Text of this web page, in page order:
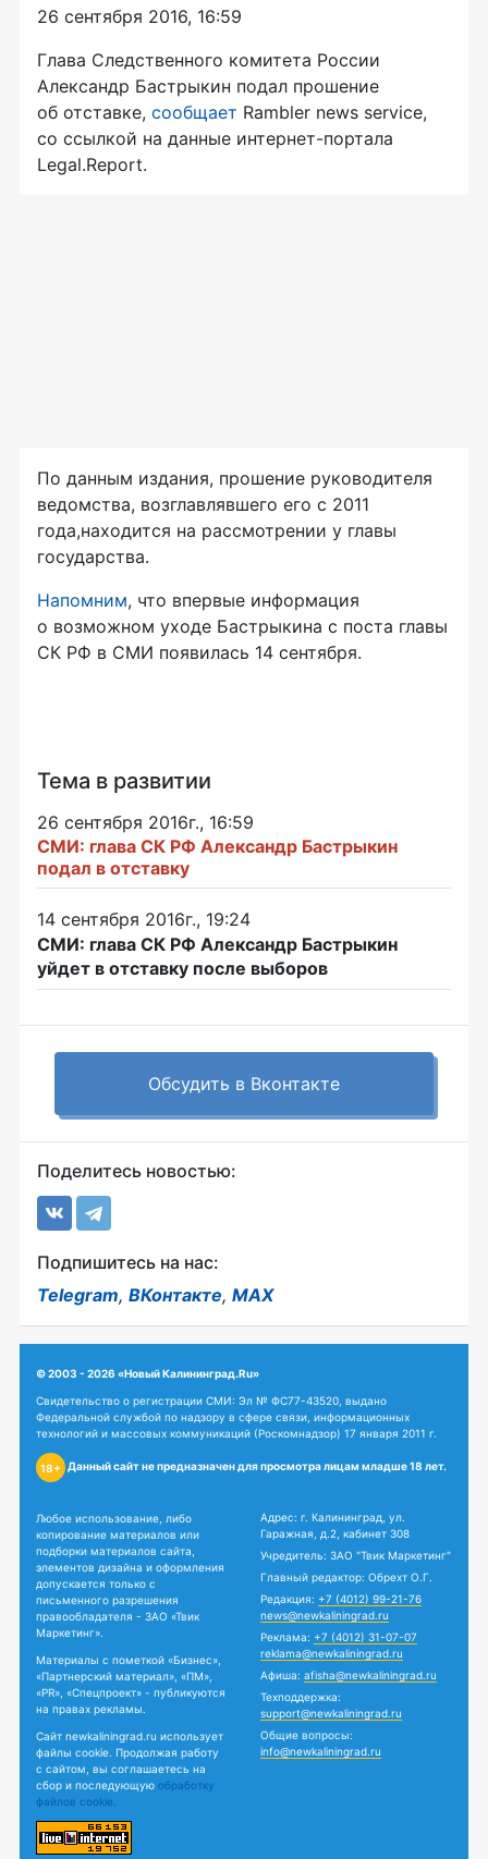
26 сентября 2016, 16:59
Глава Следственного комитета России
Александр Бастрыкин подал прошение
об отставке, сообщает Rambler news service,
со ссылкой на данные интернет-портала
Legal.Report.
По данным издания, прошение руководителя
ведомства, возглавлявшего его с 2011
года,находится на рассмотрении у главы
государства.
Напомним, что впервые информация
о возможном уходе Бастрыкина с поста главы
СК РФ в СМИ появилась 14 сентября.
Тема в развитии
26 сентября 2016г., 16:59
СМИ: глава СК РФ Александр Бастрыкин
подал в отставку
14 сентября 2016г., 19:24
СМИ: глава СК РФ Александр Бастрыкин
уйдет в отставку после выборов
Обсудить в Вконтакте
Поделитесь новостью:
Подпишитесь на нас:
Telegram, ВКонтакте, MAX
© 2003 - 2026 «Новый Калининград.Ru»
Свидетельство о регистрации СМИ: Эл № ФС77-43520, выдано
Федеральной службой по надзору в сфере связи, информационных
технологий и массовых коммуникаций (Роскомнадзор) 17 января 2011 г.
18+ Данный сайт не предназначен для просмотра лицам младше 18 лет.
Любое использование, либо
копирование материалов или
подборки материалов сайта,
элементов дизайна и оформления
допускается только с
письменного разрешения
правообладателя - ЗАО «Твик
Маркетинг».
Материалы с пометкой «Бизнес»,
«Партнерский материал», «ПМ»,
«PR», «Спецпроект» - публикуются
на правах рекламы.
Сайт newkaliningrad.ru использует
файлы cookie. Продолжая работу
с сайтом, вы соглашаетесь на
сбор и последующую обработку
файлов cookie.
Адрес: г. Калининград, ул.
Гаражная, д.2, кабинет 308
Учредитель: ЗАО "Твик Маркетинг"
Главный редактор: Обрехт О.Г.
Редакция: +7 (4012) 99-21-76
news@newkaliningrad.ru
Реклама: +7 (4012) 31-07-07
reklama@newkaliningrad.ru
Афиша: afisha@newkaliningrad.ru
Техподдержка:
support@newkaliningrad.ru
Общие вопросы:
info@newkaliningrad.ru